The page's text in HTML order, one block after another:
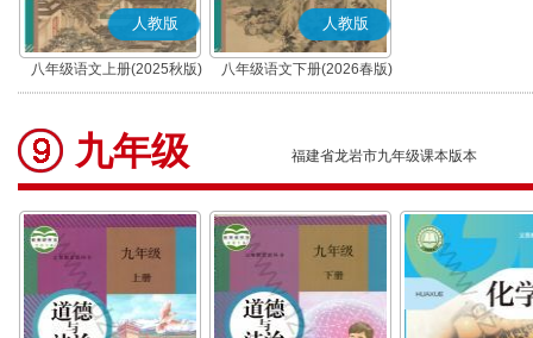
人教版
八年级语文上册(2025秋版)
(部编版)
人教版
八年级语文下册(2026春版)
(部编版)
九年级 福建省龙岩市九年级课本版本